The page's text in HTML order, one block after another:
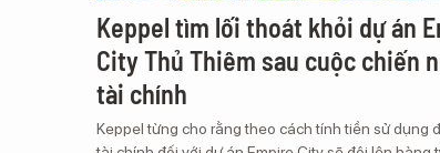
Keppel tìm lối thoát khỏi dự án
City Thủ Thiêm sau cuộc chiến
tài chính
Keppel từng cho rằng theo cách tính tiền sử dụng